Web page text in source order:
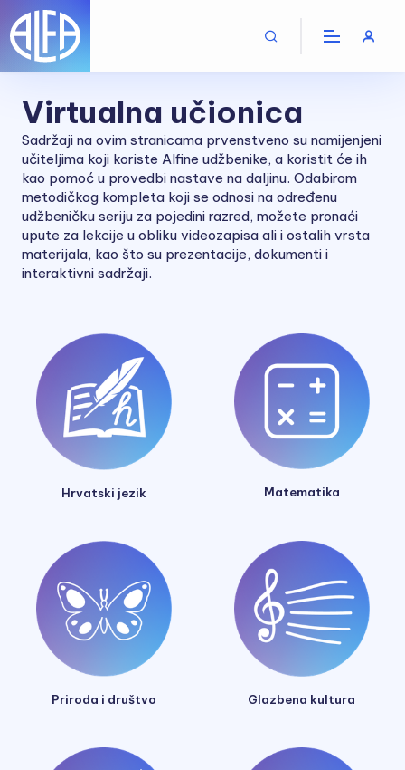
Virtualna učionica
Sadržaji na ovim stranicama prvenstveno su namijenjeni
učiteljima koji koriste Alfine udžbenike, a koristit će ih
kao pomoć u provedbi nastave na daljinu. Odabirom
metodičkog kompleta koji se odnosi na određenu
udžbeničku seriju za pojedini razred, možete pronaći
upute za lekcije u obliku videozapisa ali i ostalih vrsta
materijala, kao što su prezentacije, dokumenti i
interaktivni sadržaji.
Hrvatski jezik Matematika
Priroda i društvo Glazbena kultura